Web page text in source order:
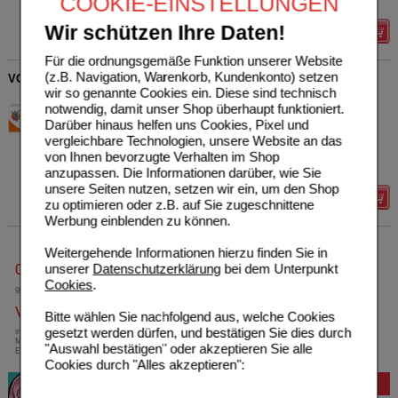
Wir schützen Ihre Daten!
Für die ordnungsgemäße Funktion unserer Website
(z.B. Navigation, Warenkorb, Kundenkonto) setzen
wir so genannte Cookies ein. Diese sind technisch
notwendig, damit unser Shop überhaupt funktioniert.
Darüber hinaus helfen uns Cookies, Pixel und
vergleichbare Technologien, unsere Website an das
von Ihnen bevorzugte Verhalten im Shop
anzupassen. Die Informationen darüber, wie Sie
unsere Seiten nutzen, setzen wir ein, um den Shop
zu optimieren oder z.B. auf Sie zugeschnittene
Werbung einblenden zu können.
Weitergehende Informationen hierzu finden Sie in
unserer Datenschutzerklärungbei dem Unterpunkt
Cookies.
Bitte wählen Sie nachfolgend aus, welche Cookies
gesetzt werden dürfen, und bestätigen Sie dies durch
"Auswahl bestätigen" oder akzeptieren Sie alle
Cookies durch "Alles akzeptieren":
Details
VOLTAREN Dolo 25 mg überzogene Tabletten
Haleon Germany GmbH
00927263
20 St Tabletten, überzogen
AVP***
Unser Preis*
Sie sparen
Max. Abgabe:
Details
0800-10 11 422
gebührenfreie Rufnummer
Versandkostenfrei
innerhalb Deutschlands bei einem
Mindestbestellwert von 13,99 Euro oder bei
Einsendung eines Kassenrezeptes